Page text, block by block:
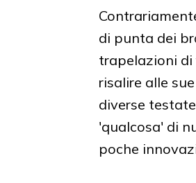
di punta dei
trapelazioni di
risalire alle
diverse
'qualcosa' di
poche